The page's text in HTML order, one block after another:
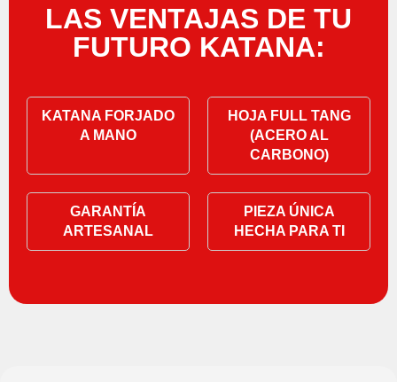
LAS VENTAJAS DE TU
FUTURO KATANA:
KATANA FORJADO
A MANO
HOJA FULL TANG
(ACERO AL
CARBONO)
GARANTÍA
ARTESANAL
PIEZA ÚNICA
HECHA PARA TI